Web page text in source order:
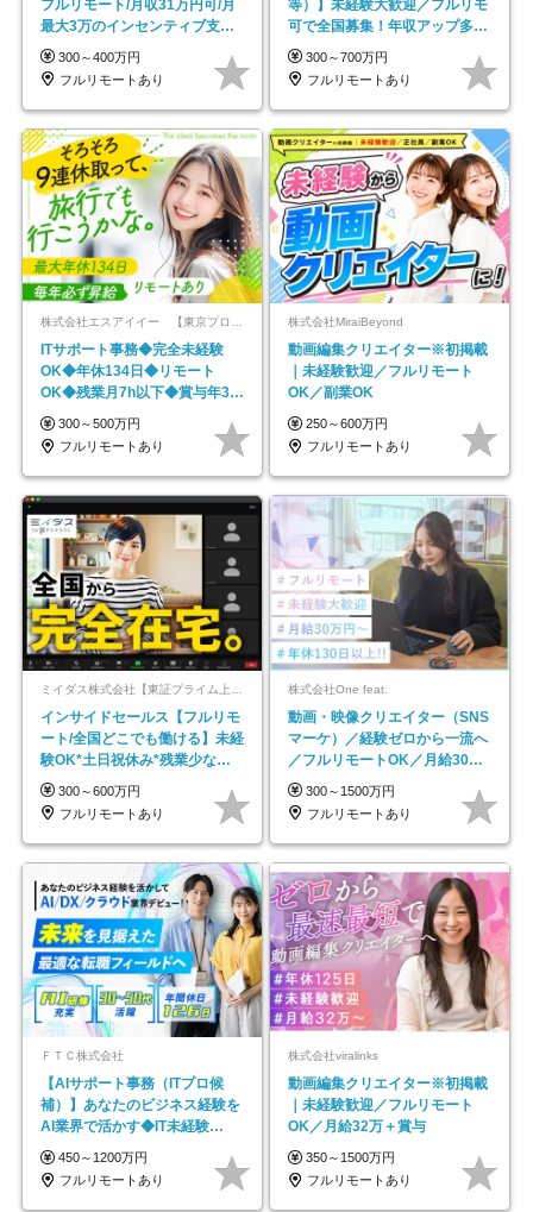
フルリモート/月収31万円可/月
最大3万のインセンティブ支給/
平均年齢33歳
300～400万円
フルリモートあり
等）】未経験大歓迎／フルリモ
可で全国募集！年収アップ多数
★年休最大130日★
300～700万円
フルリモートあり
株式会社エスアイイー 【東京プロマーケット上場】
ITサポート事務◆完全未経験
OK◆年休134日◆リモート
OK◆残業月7h以下◆賞与年3回
◆5年目まで必ず昇給
300～500万円
フルリモートあり
株式会社MiraiBeyond
動画編集クリエイター※初掲載
｜未経験歓迎／フルリモート
OK／副業OK
250～600万円
フルリモートあり
インサイドセールス【フルリモ
ート/全国どこでも働ける】未経
験OK*土日祝休み*残業少なめ*
在宅勤務手当あり
300～600万円
フルリモートあり
株式会社One feat.
動画・映像クリエイター（SNS
マーケ）／経験ゼロから一流へ
／フルリモートOK／月給30万
円～／年休130日以上
300～1500万円
フルリモートあり
ＦＴＣ株式会社
【AIサポート事務（ITプロ候
補）】あなたのビジネス経験を
AI業界で活かす◆IT未経験
OK◆目指せるコンサル
450～1200万円
フルリモートあり
株式会社viralinks
動画編集クリエイター※初掲載
｜未経験歓迎／フルリモート
OK／月給32万＋賞与
350～1500万円
フルリモートあり